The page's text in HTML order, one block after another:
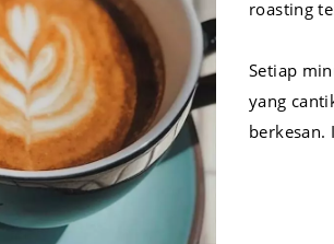
roasting
Setiap
yang
berkesan.